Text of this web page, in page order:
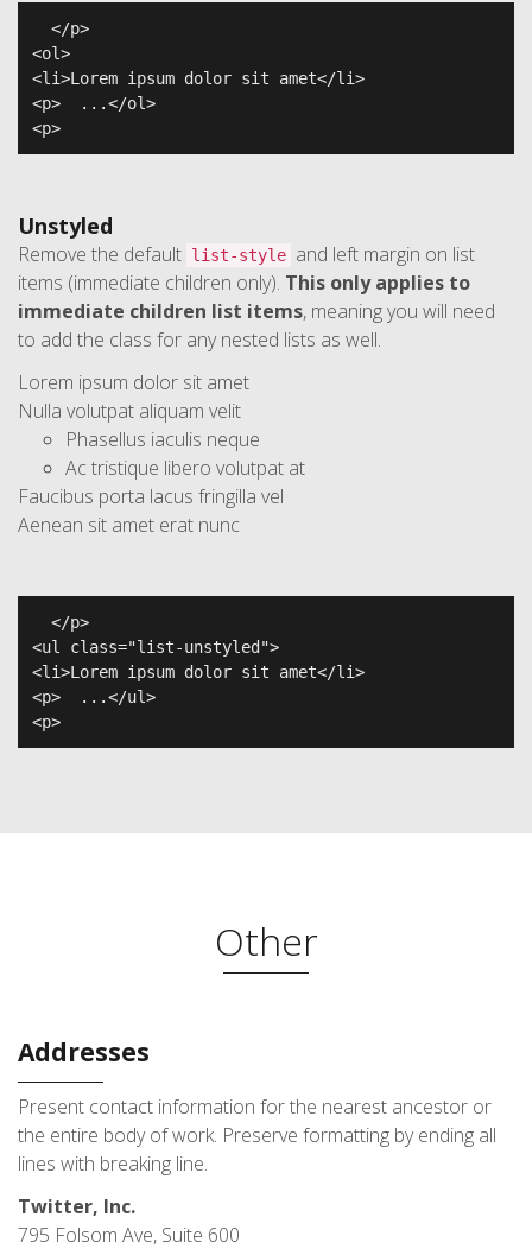
  </p>
<ol>
<li>Lorem ipsum dolor sit amet</li>
<p>  ...</ol>
<p>
Unstyled
Remove the default list-style and left margin on list
items (immediate children only). This only applies to
immediate children list items, meaning you will need
to add the class for any nested lists as well.
Lorem ipsum dolor sit amet
Nulla volutpat aliquam velit
Phasellus iaculis neque
Ac tristique libero volutpat at
Faucibus porta lacus fringilla vel
Aenean sit amet erat nunc
  </p>
<ul class="list-unstyled">
<li>Lorem ipsum dolor sit amet</li>
<p>  ...</ul>
<p>
Other
Addresses
Present contact information for the nearest ancestor or
the entire body of work. Preserve formatting by ending all
lines with breaking line.
Twitter, Inc.
795 Folsom Ave, Suite 600